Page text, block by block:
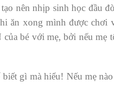
nên nhịp sinh học đầu
ăn xong mình được
bé với mẹ, bởi nếu mẹ
gì mà hiểu! Nếu mẹ